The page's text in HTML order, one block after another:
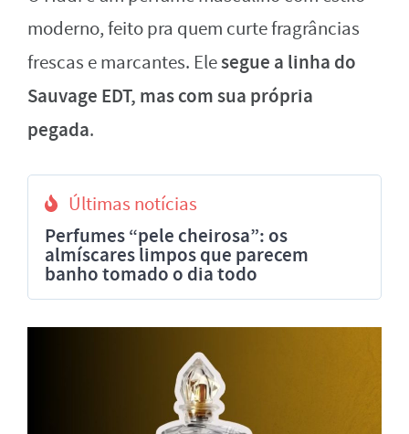
moderno, feito pra quem curte fragrâncias
frescas e marcantes. Elesegue a linha do
Sauvage EDT, mas com sua própria
pegada.
Últimas notícias
Perfumes “pele cheirosa”: os
almíscares limpos que parecem
banho tomado o dia todo